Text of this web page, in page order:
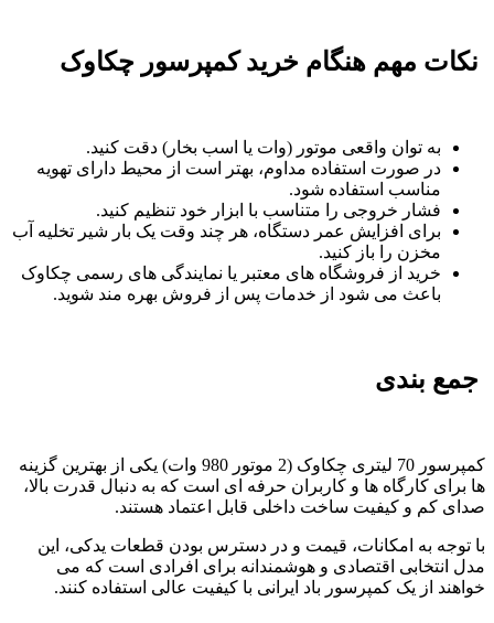
نکات مهم هنگام خرید کمپرسور چکاوک
به توان واقعی موتور (وات یا اسب بخار) دقت کنید.
در صورت استفاده مداوم، بهتر است از محیط دارای تهویه
مناسب استفاده شود.
فشار خروجی را متناسب با ابزار خود تنظیم کنید.
برای افزایش عمر دستگاه، هر چند وقت یک بار شیر تخلیه آب
مخزن را باز کنید.
خرید از فروشگاه های معتبر یا نمایندگی های رسمی چکاوک
باعث می شود از خدمات پس از فروش بهره مند شوید.
جمع بندی
کمپرسور 70 لیتری چکاوک (2 موتور 980 وات) یکی از بهترین گزینه
ها برای کارگاه ها و کاربران حرفه ای است که به دنبال قدرت بالا،
صدای کم و کیفیت ساخت داخلی قابل اعتماد هستند.
با توجه به امکانات، قیمت و در دسترس بودن قطعات یدکی، این
مدل انتخابی اقتصادی و هوشمندانه برای افرادی است که می
خواهند از یک کمپرسور باد ایرانی با کیفیت عالی استفاده کنند.